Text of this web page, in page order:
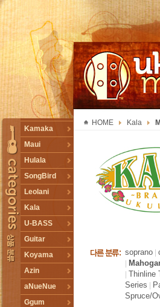
TOGGLE
Kamaka
Maui
Hulala
SongBird
Leolani
Kala
U-BASS
Guitar
Koyama
Azin
aNueNue
Ggum
HOME Kala
soprano
Thinline
Series
Spruce/